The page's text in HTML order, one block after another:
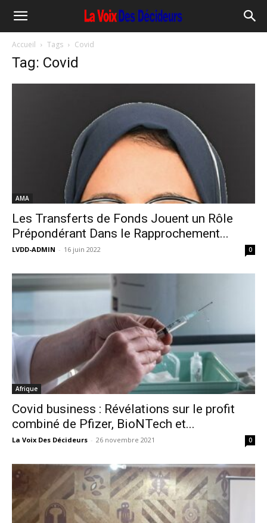
Accueil Tags Covid
Tag: Covid
AMA
Les Transferts de Fonds Jouent un Rôle
Prépondérant Dans le Rapprochement...
LVDD-ADMIN - 16 juin 2022 0
Afrique
Covid business : Révélations sur le profit
combiné de Pfizer, BioNTech et...
La Voix Des Décideurs - 26 novembre 2021 0